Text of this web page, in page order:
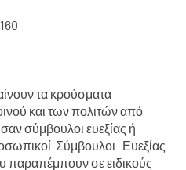
τα κρούσματα
και των πολιτών από
σύμβουλοι ευεξίας ή
Σύμβουλοι Ευεξίας
παραπέμπουν σε ειδικούς